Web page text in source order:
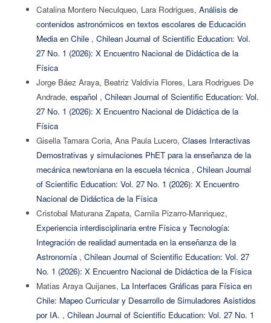
Catalina Montero Neculqueo, Lara Rodrigues, Análisis de
contenidos astronómicos en textos escolares de Educación
Media en Chile , Chilean Journal of Scientific Education: Vol.
27 No. 1 (2026): X Encuentro Nacional de Didáctica de la
Física
Jorge Báez Araya, Beatriz Valdivia Flores, Lara Rodrigues De
Andrade, español , Chilean Journal of Scientific Education: Vol.
27 No. 1 (2026): X Encuentro Nacional de Didáctica de la
Física
Gisella Tamara Coria, Ana Paula Lucero, Clases Interactivas
Demostrativas y simulaciones PhET para la enseñanza de la
mecánica newtoniana en la escuela técnica , Chilean Journal
of Scientific Education: Vol. 27 No. 1 (2026): X Encuentro
Nacional de Didáctica de la Física
Cristobal Maturana Zapata, Camila Pizarro-Manriquez,
Experiencia interdisciplinaria entre Física y Tecnología:
Integración de realidad aumentada en la enseñanza de la
Astronomía , Chilean Journal of Scientific Education: Vol. 27
No. 1 (2026): X Encuentro Nacional de Didáctica de la Física
Matias Araya Quijanes, La Interfaces Gráficas para Física en
Chile: Mapeo Curricular y Desarrollo de Simuladores Asistidos
por IA. , Chilean Journal of Scientific Education: Vol. 27 No. 1